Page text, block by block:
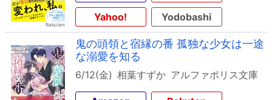
Yahoo!
Yodobashi
鬼の頭領と宿縁の番 孤独な少女は一途
な溺愛を知る
6/12(金) 相葉すずか アルファポリス文庫